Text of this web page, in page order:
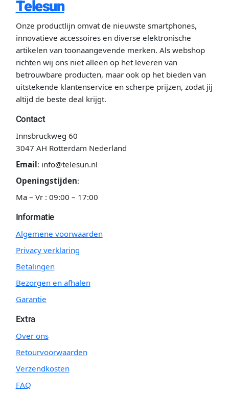
Telesun
Onze productlijn omvat de nieuwste smartphones,
innovatieve accessoires en diverse elektronische
artikelen van toonaangevende merken. Als webshop
richten wij ons niet alleen op het leveren van
betrouwbare producten, maar ook op het bieden van
uitstekende klantenservice en scherpe prijzen, zodat jij
altijd de beste deal krijgt.
Contact
Innsbruckweg 60
3047 AH Rotterdam Nederland
Email: info@telesun.nl
Openingstijden:
Ma – Vr : 09:00 – 17:00
Informatie
Algemene voorwaarden
Privacy verklaring
Betalingen
Bezorgen en afhalen
Garantie
Extra
Over ons
Retourvoorwaarden
Verzendkosten
FAQ